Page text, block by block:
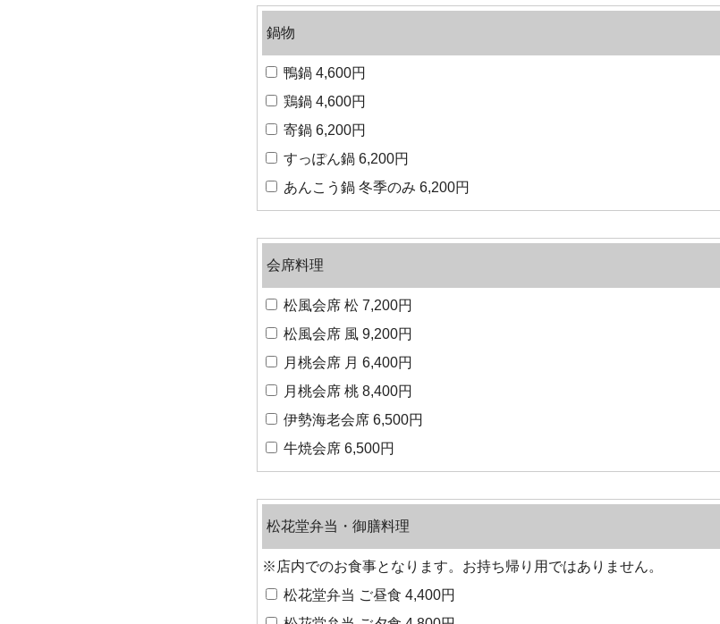
鍋物
鴨鍋 4,600円
鶏鍋 4,600円
寄鍋 6,200円
すっぽん鍋 6,200円
あんこう鍋 冬季のみ 6,200円
会席料理
松風会席 松 7,200円
松風会席 風 9,200円
月桃会席 月 6,400円
月桃会席 桃 8,400円
伊勢海老会席 6,500円
牛焼会席 6,500円
松花堂弁当・御膳料理
※店内でのお食事となります。お持ち帰り用ではありません。
松花堂弁当 ご昼食 4,400円